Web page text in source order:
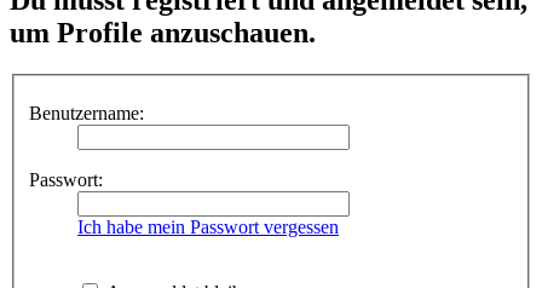
um Profile anzuschauen.
Benutzername:
Passwort:
Ich habe mein Passwort vergessen